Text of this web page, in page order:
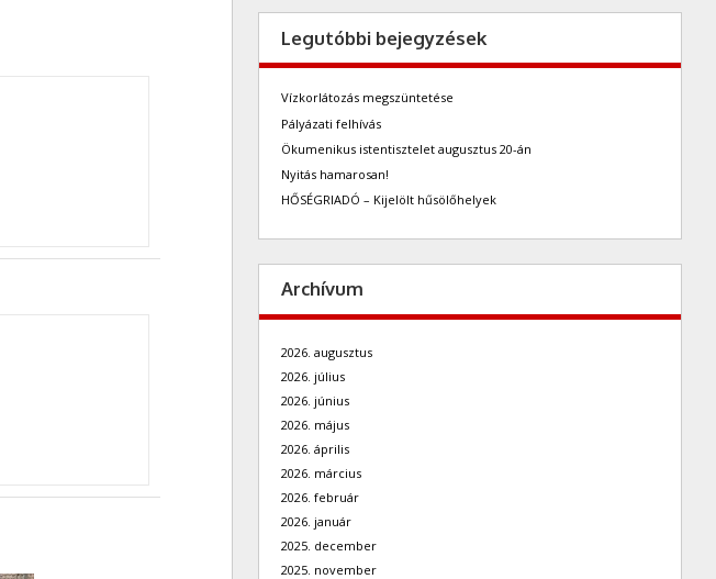
Legutóbbi bejegyzések
Vízkorlátozás megszüntetése
Pályázati felhívás
Ökumenikus istentisztelet augusztus 20-án
Nyitás hamarosan!
HŐSÉGRIADÓ – Kijelölt hűsölőhelyek
Archívum
2026. augusztus
2026. július
2026. június
2026. május
2026. április
2026. március
2026. február
2026. január
2025. december
2025. november